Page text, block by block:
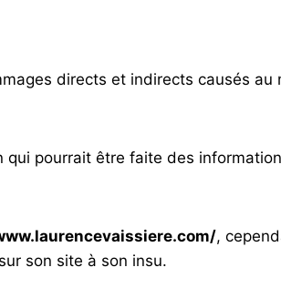
directs et indirects causés au
qui pourrait être faite des
,
son site à son insu.